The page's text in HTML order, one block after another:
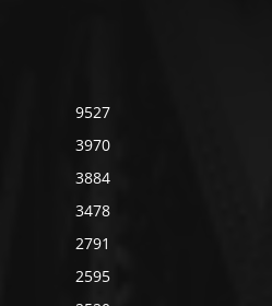
9527
3970
3884
3478
2791
2595